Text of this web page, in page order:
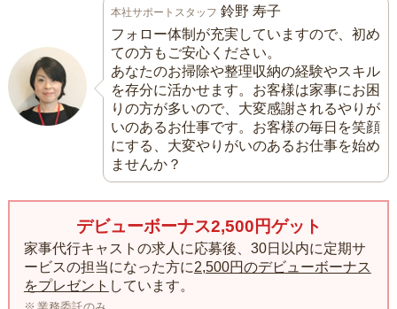
本社サポートスタッフ 鈴野 寿子
フォロー体制が充実していますので、初め
ての方もご安心ください。
あなたのお掃除や整理収納の経験やスキル
を存分に活かせます。お客様は家事にお困
りの方が多いので、大変感謝されるやりが
いのあるお仕事です。お客様の毎日を笑顔
にする、大変やりがいのあるお仕事を始め
ませんか？
デビューボーナス2,500円ゲット
家事代行キャストの求人に応募後、30日以内に定期サ
ービスの担当になった方に2,500円のデビューボーナス
をプレゼント しています。